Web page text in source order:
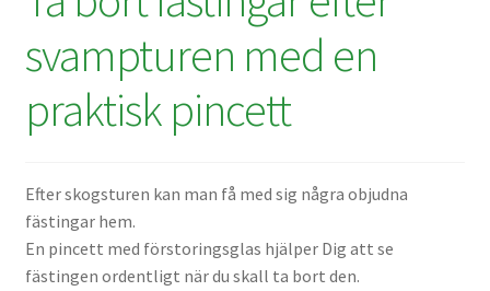
Objektiv Canon
Objektiv Nikon
svampturen med en
praktisk pincett
Efter skogsturen kan man få med sig några objudna
fästingar hem.
En pincett med förstoringsglas hjälper Dig att se
fästingen ordentligt när du skall ta bort den.